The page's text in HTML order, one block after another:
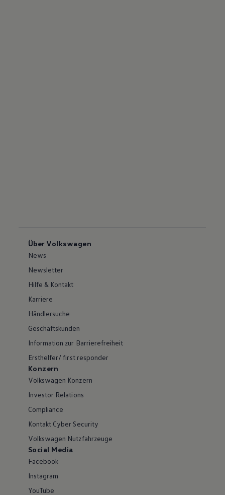
Über Volkswagen
News
Newsletter
Hilfe & Kontakt
Karriere
Händlersuche
Geschäftskunden
Information zur Barrierefreiheit
Ersthelfer/ first responder
Konzern
Volkswagen Konzern
Investor Relations
Compliance
Kontakt Cyber Security
Volkswagen Nutzfahrzeuge
Social Media
Facebook
Instagram
YouTube